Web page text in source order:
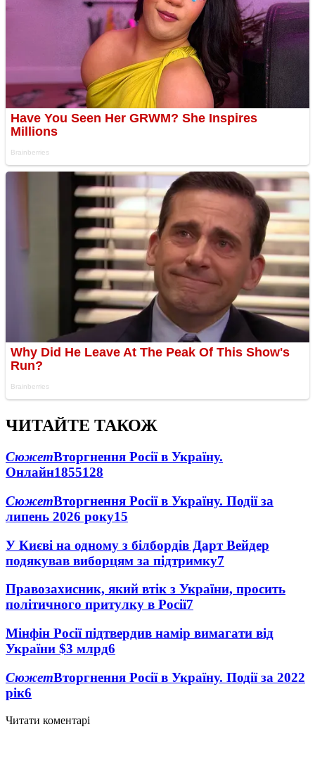
ЧИТАЙТЕ ТАКОЖ
СюжетВторгнення Росії в Україну.
Онлайн1855128
СюжетВторгнення Росії в Україну. Події за
липень 2026 року15
У Києві на одному з білбордів Дарт Вейдер
подякував виборцям за підтримку7
Правозахисник, який втік з України, просить
політичного притулку в Росії7
Мінфін Росії підтвердив намір вимагати від
України $3 млрд6
СюжетВторгнення Росії в Україну. Події за 2022
рік6
Читати коментарі